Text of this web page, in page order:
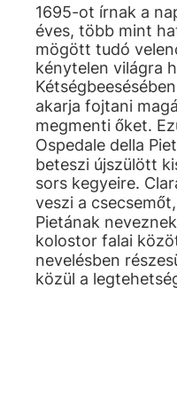
1695-ot írnak a
éves, több mint
mögött tudó
kénytelen világra
akarja fojtani
megmenti őket.
Ospedale della
beteszi újszülött
sors kegyeire.
veszi a
Pietának
kolostor falai
nevelésben
közül a